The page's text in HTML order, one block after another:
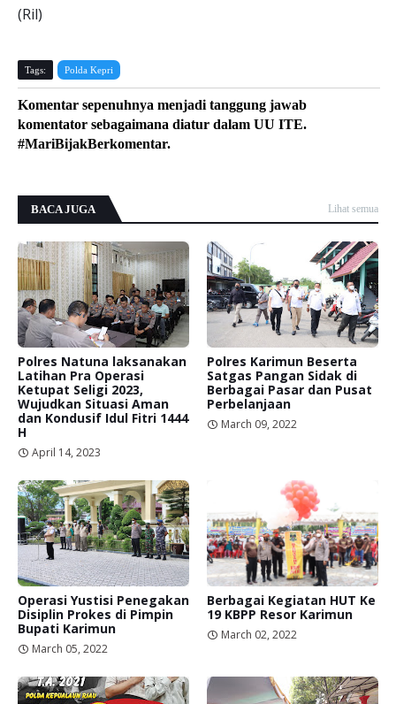
(Ril)
Tags: Polda Kepri
Komentar sepenuhnya menjadi tanggung jawab
komentator sebagaimana diatur dalam UU ITE.
#MariBijakBerkomentar.
BACA JUGA Lihat semua
Polres Natuna laksanakan
Latihan Pra Operasi
Ketupat Seligi 2023,
Wujudkan Situasi Aman
dan Kondusif Idul Fitri 1444
H
April 14, 2023
Polres Karimun Beserta
Satgas Pangan Sidak di
Berbagai Pasar dan Pusat
Perbelanjaan
March 09, 2022
Operasi Yustisi Penegakan
Disiplin Prokes di Pimpin
Bupati Karimun
March 05, 2022
Berbagai Kegiatan HUT Ke
19 KBPP Resor Karimun
March 02, 2022